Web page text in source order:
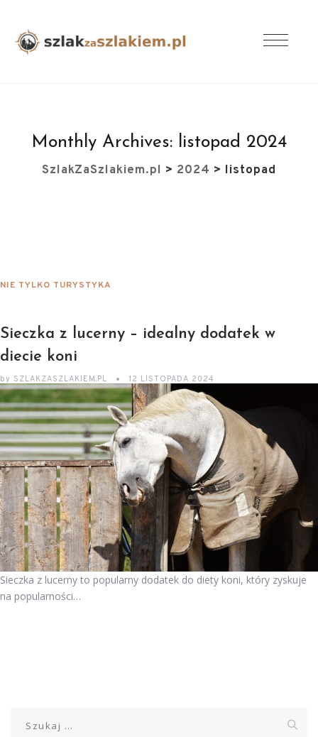
Monthly Archives: listopad 2024
SzlakZaSzlakiem.pl > 2024 > listopad
NIE TYLKO TURYSTYKA
Sieczka z lucerny – idealny dodatek w
diecie koni
by SZLAKZASZLAKIEM.PL 12 LISTOPADA 2024
Sieczka z lucerny to popularny dodatek do diety koni, który zyskuje
na popularności…